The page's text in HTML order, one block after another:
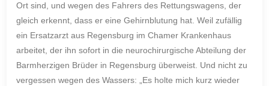
Ort sind, und wegen des Fahrers des Rettungswagens, der
gleich erkennt, dass er eine Gehirnblutung hat. Weil zufällig
ein Ersatzarzt aus Regensburg im Chamer Krankenhaus
arbeitet, der ihn sofort in die neurochirurgische Abteilung der
Barmherzigen Brüder in Regensburg überweist. Und nicht zu
vergessen wegen des Wassers: „Es holte mich kurz wieder